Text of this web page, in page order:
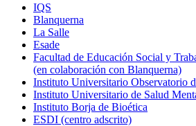
IQS
Blanquerna
La Salle
Esade
Facultad de Educación Social y
(en colaboración con Blanquerna)
Instituto Universitario Observatorio
Instituto Universitario de Salud
Instituto Borja de Bioética
ESDI (centro adscrito)